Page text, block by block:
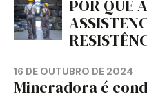
POR QUE
16 DE OUTUBRO DE 2024
Mineradora é